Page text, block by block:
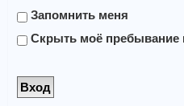
Запомнить меня
Скрыть моё пребывание